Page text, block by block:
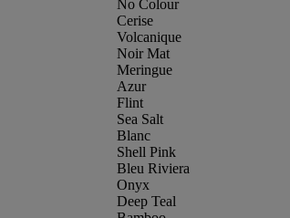
No Colour
Cerise
Volcanique
Noir Mat
Meringue
Azur
Flint
Sea Salt
Blanc
Shell Pink
Bleu Riviera
Onyx
Deep Teal